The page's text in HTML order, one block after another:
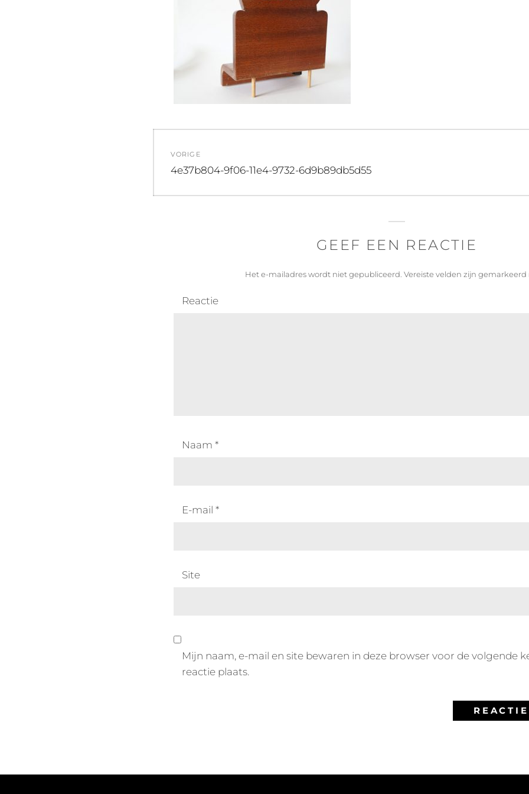
navigatie
VORIGE
Vorig
4e37b804-9f06-11e4-9732-6d9b89db5d55
GEEF EEN REACTIE
Het e-mailadres wordt niet gepubliceerd. Vereiste velden zijn
Reactie
Naam *
E-mail *
Site
Mijn naam, e-mail en site bewaren in deze browser voor de volgende
reactie plaats.